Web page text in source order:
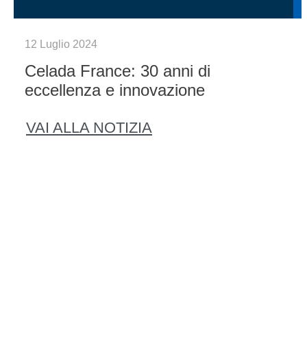
12 Luglio 2024
Celada France: 30 anni di
eccellenza e innovazione
VAI ALLA NOTIZIA